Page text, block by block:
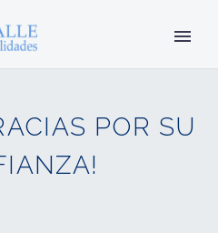
POR SU